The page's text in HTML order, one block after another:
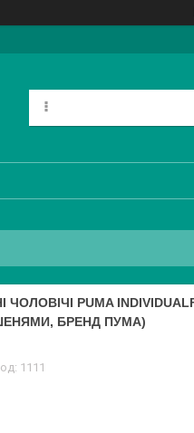
PUMA
БРЕНД ПУМА)
1111